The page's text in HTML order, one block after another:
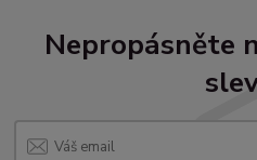
Nepropásněte